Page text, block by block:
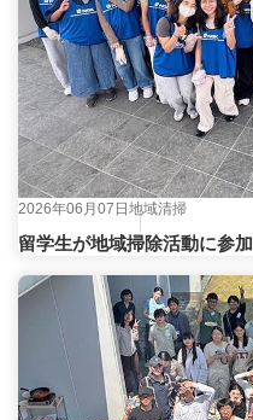
2026年06月07日地域清掃
留学生が地域掃除活動に参加